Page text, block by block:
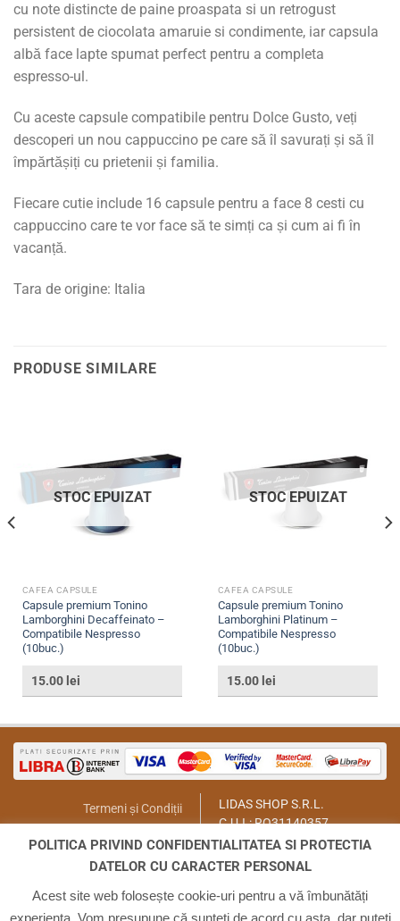
cu note distincte de paine proaspata si un retrogust
persistent de ciocolata amaruie si condimente, iar capsula
albă face lapte spumat perfect pentru a completa
espresso-ul.
Cu aceste capsule compatibile pentru Dolce Gusto, veți
descoperi un nou cappuccino pe care să îl savurați și să îl
împărtășiți cu prietenii și familia.
Fiecare cutie include 16 capsule pentru a face 8 cesti cu
cappuccino care te vor face să te simți ca și cum ai fi în
vacanță.
Tara de origine: Italia
PRODUSE SIMILARE
STOC EPUIZAT
CAFEA CAPSULE
Capsule premium Tonino
Lamborghini Decaffeinato –
Compatibile Nespresso
(10buc.)
15.00 lei
STOC EPUIZAT
CAFEA CAPSULE
Capsule premium Tonino
Lamborghini Platinum –
Compatibile Nespresso
(10buc.)
15.00 lei
Termeni și Condiții
LIDAS SHOP S.R.L.
C.U.I.: RO31140357
București, Sector 1, Str. Lt.Col.
Email:lidasmag@yahoo.com
Telefon:0723.155.966
POLITICA PRIVIND CONFIDENTIALITATEA SI PROTECTIA
DATELOR CU CARACTER PERSONAL
Acest site web folosește cookie-uri pentru a vă îmbunătăți
experiența. Vom presupune că sunteți de acord cu asta, dar puteți